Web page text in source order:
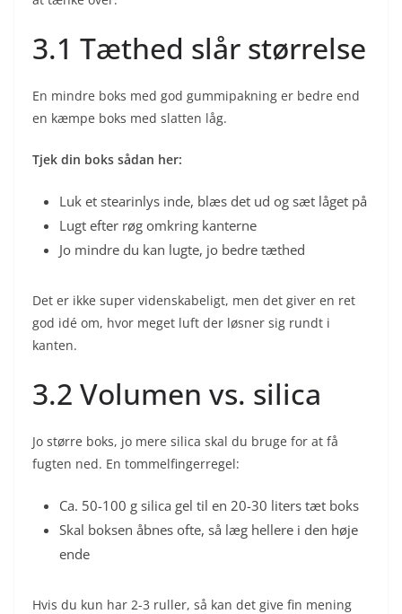
3.1 Tæthed slår størrelse
En mindre boks med god gummipakning er bedre end
en kæmpe boks med slatten låg.
Tjek din boks sådan her:
Luk et stearinlys inde, blæs det ud og sæt låget på
Lugt efter røg omkring kanterne
Jo mindre du kan lugte, jo bedre tæthed
Det er ikke super videnskabeligt, men det giver en ret
god idé om, hvor meget luft der løsner sig rundt i
kanten.
3.2 Volumen vs. silica
Jo større boks, jo mere silica skal du bruge for at få
fugten ned. En tommelfingerregel:
Ca. 50-100 g silica gel til en 20-30 liters tæt boks
Skal boksen åbnes ofte, så læg hellere i den høje
ende
Hvis du kun har 2-3 ruller, så kan det give fin mening